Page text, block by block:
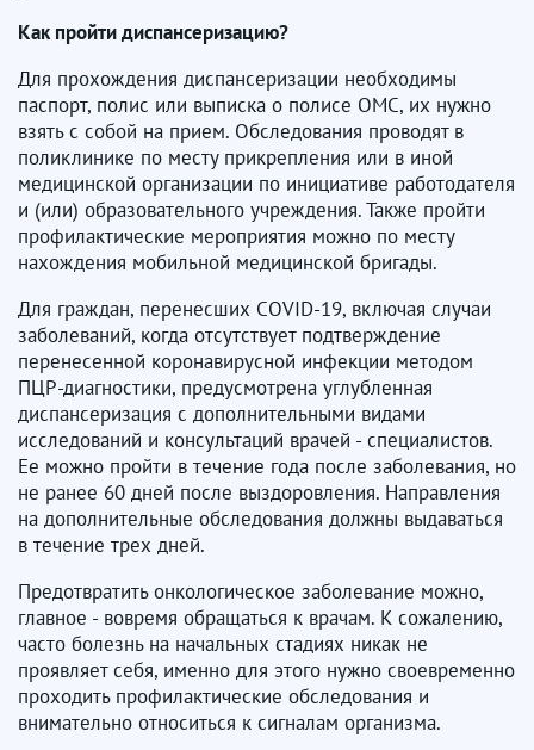
Как пройти диспансеризацию?
Для прохождения диспансеризации необходимы
паспорт, полис или выписка о полисе ОМС, их нужно
взять с собой на прием. Обследования проводят в
поликлинике по месту прикрепления или в иной
медицинской организации по инициативе работодателя
и (или) образовательного учреждения. Также пройти
профилактические мероприятия можно по месту
нахождения мобильной медицинской бригады.
Для граждан, перенесших COVID-19, включая случаи
заболеваний, когда отсутствует подтверждение
перенесенной коронавирусной инфекции методом
ПЦР-диагностики, предусмотрена углубленная
диспансеризация с дополнительными видами
исследований и консультаций врачей - специалистов.
Ее можно пройти в течение года после заболевания, но
не ранее 60 дней после выздоровления. Направления
на дополнительные обследования должны выдаваться
в течение трех дней.
Предотвратить онкологическое заболевание можно,
главное - вовремя обращаться к врачам. К сожалению,
часто болезнь на начальных стадиях никак не
проявляет себя, именно для этого нужно своевременно
проходить профилактические обследования и
внимательно относиться к сигналам организма.